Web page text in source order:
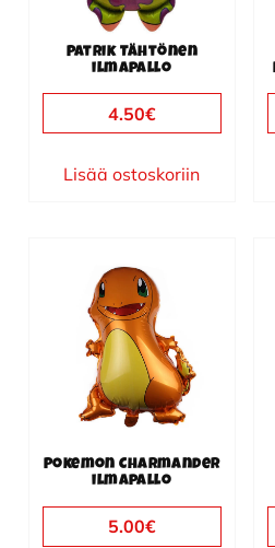
Patrik Tähtönen
ilmapallo
4.50€
Lisää ostoskoriin
Pokemon Charmander
ilmapallo
5.00€